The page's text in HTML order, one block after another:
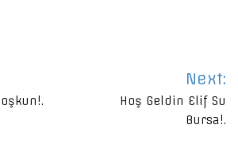
Next:
Hoş Geldin Elif Su
Bursa!.